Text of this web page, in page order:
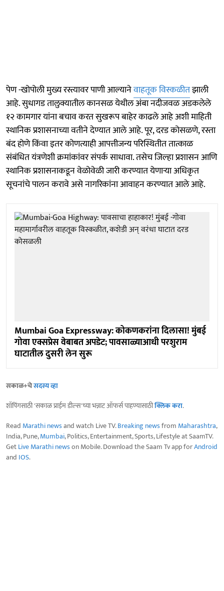
पेण -खोपोली मुख्य रस्त्यावर पाणी आल्यानेवाहतूक विस्कळीतझाली
आहे. सुधागड तालुक्यातील कानसळ येथील अंबा नदीजवळ अडकलेले
१२ कामगार यांना बचाव करत सुखरूप बाहेर काढले आहे अशी माहिती
स्थानिक प्रशासनाच्या वतीने देण्यात आले आहे. पूर, दरड कोसळणे, रस्ता
बंद होणे किंवा इतर कोणत्याही आपत्तीजन्य परिस्थितीत तात्काळ
संबंधित यंत्रणेशी क्रमांकांवर संपर्क साधावा. तसेच जिल्हा प्रशासन आणि
स्थानिक प्रशासनाकडून वेळोवेळी जारी करण्यात येणाऱ्या अधिकृत
सूचनांचे पालन करावे असे नागरिकांना आवाहन करण्यात आले आहे.
Mumbai Goa Expressway: कोकणकरांना दिलासा! मुंबई
गोवा एक्सप्रेस वेबाबत अपडेट; पावसाळ्याआधी परशुराम
घाटातील दुसरी लेन सुरू
सकाळ+चेसदस्य व्हा
शॉपिंगसाठी 'सकाळ प्राईम डील्स'च्या भन्नाट ऑफर्स पाहण्यासाठीक्लिक करा.
Read Marathi newsand watch Live TV.Breaking newsfrom Maharashtra,
India, Pune,Mumbai, Politics, Entertainment, Sports, Lifestyle at SaamTV.
GetLive Marathi newson Mobile. Download the Saam Tv app forAndroid
and IOS.